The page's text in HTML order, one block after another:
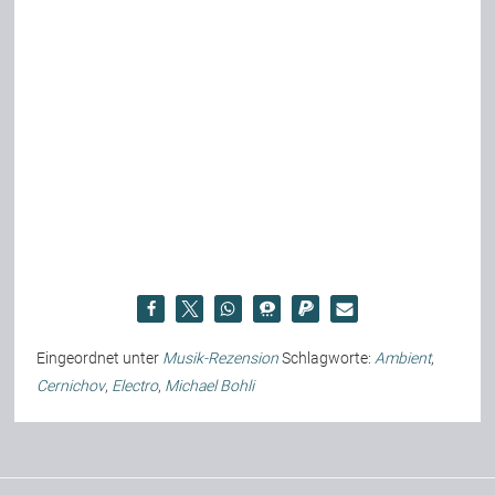
Eingeordnet unter Musik-Rezension Schlagworte: Ambient,
Cernichov, Electro, Michael Bohli